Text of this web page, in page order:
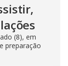
(8), em
preparação